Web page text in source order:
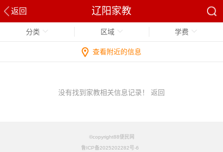
返回 辽阳家教
分类 区域 学费
查看附近的信息
没有找到家教相关信息记录！ 返回
©copyright88便民网
鲁ICP备2025202282号-6